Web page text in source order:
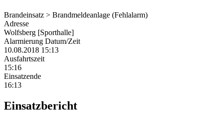
Brandeinsatz > Brandmeldeanlage (Fehlalarm)
Adresse
Wolfsberg [Sporthalle]
Alarmierung Datum/Zeit
10.08.2018 15:13
Ausfahrtszeit
15:16
Einsatzende
16:13
Einsatzbericht